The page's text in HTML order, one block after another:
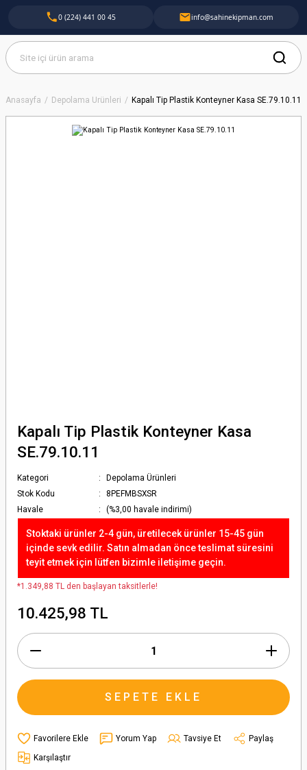
Anasayfa Depolama Ürünleri Kapalı Tip Plastik Konteyner Kasa SE.79.10.11
Kapalı Tip Plastik Konteyner Kasa
SE.79.10.11
Kategori
Depolama Ürünleri
Stok Kodu
8PEFMBSXSR
Havale
(%3,00 havale indirimi)
Stoktaki ürünler 2-4 gün, üretilecek ürünler 15-45 gün
içinde sevk edilir. Satın almadan önce teslimat süresini
teyit etmek için lütfen bizimle iletişime geçin.
*1.349,88 TL den başlayan taksitlerle!
10.425,98 TL
SEPETE EKLE
Yorum Yap Tavsiye Et
Paylaş
Karşılaştır
0 (224) 441 00 45 info@sahinekipman.com